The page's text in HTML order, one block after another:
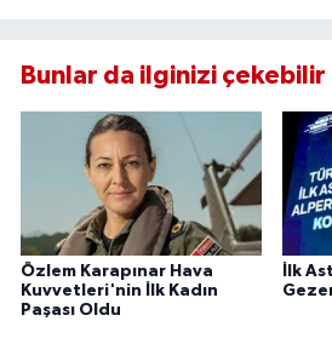
doğru ve tarafsız
Bunlar da ilginizi çekebilir
Özlem Karapınar Hava
Kuvvetleri'nin İlk Kadın
Paşası Oldu
İlk